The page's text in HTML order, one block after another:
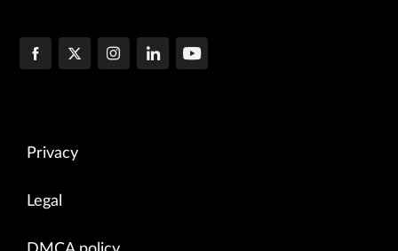
Privacy
Legal